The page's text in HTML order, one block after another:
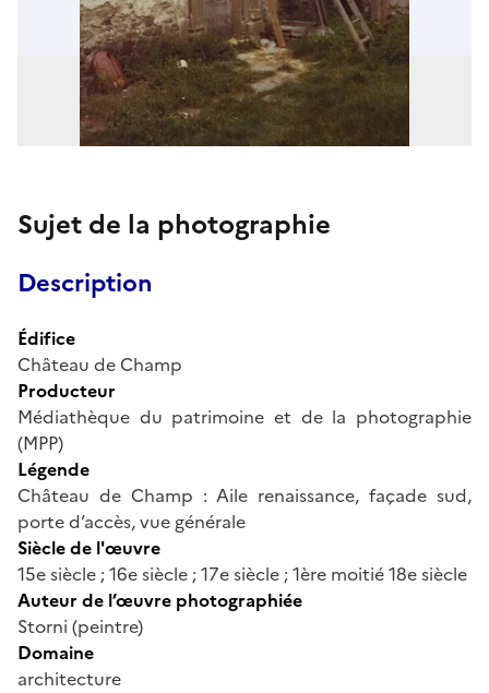
Sujet de la photographie
Description
Édifice
Château de Champ
Producteur
Médiathèque du patrimoine et de la photographie
(MPP)
Légende
Château de Champ : Aile renaissance, façade sud,
porte d’accès, vue générale
Siècle de l'œuvre
15e siècle ; 16e siècle ; 17e siècle ; 1ère moitié 18e siècle
Auteur de l’œuvre photographiée
Storni (peintre)
Domaine
architecture